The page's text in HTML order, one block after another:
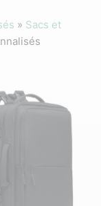
et cadeaux RSE
sacs
» Sacs et